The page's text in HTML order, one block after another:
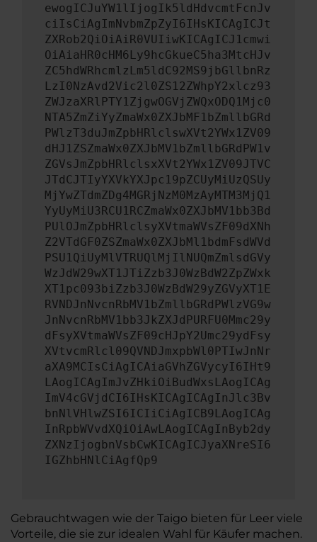
ewogICJuYW1lIjogIk5ldHdvcmtFcnJv
ciIsCiAgImNvbmZpZyI6IHsKICAgICJt
ZXRob2QiOiAiR0VUIiwKICAgICJ1cmwi
OiAiaHR0cHM6Ly9hcGkueC5ha3MtcHJv
ZC5hdWRhcmlzLm5ldC92MS9jbGllbnRz
LzI0NzAvd2Vic2l0ZS12ZWhpY2xlcz93
ZWJzaXRlPTY1ZjgwOGVjZWQxODQ1Mjc0
NTA5ZmZiYyZmaWx0ZXJbMF1bZmllbGRd
PWlzT3duJmZpbHRlclswXVt2YWx1ZV09
dHJ1ZSZmaWx0ZXJbMV1bZmllbGRdPW1v
ZGVsJmZpbHRlclsxXVt2YWx1ZV09JTVC
JTdCJTIyYXVkYXJpc19pZCUyMiUzQSUy
MjYwZTdmZDg4MGRjNzM0MzAyMTM3MjQ1
YyUyMiU3RCU1RCZmaWx0ZXJbMV1bb3Bd
PUlOJmZpbHRlclsyXVtmaWVsZF09dXNh
Z2VTdGF0ZSZmaWx0ZXJbMl1bdmFsdWVd
PSU1QiUyMlVTRUQlMjIlNUQmZmlsdGVy
WzJdW29wXT1JTiZzb3J0WzBdW2ZpZWxk
XT1pc093biZzb3J0WzBdW29yZGVyXT1E
RVNDJnNvcnRbMV1bZmllbGRdPWlzVG9w
JnNvcnRbMV1bb3JkZXJdPURFU0Mmc29y
dFsyXVtmaWVsZF09cHJpY2Umc29ydFsy
XVtvcmRlcl09QVNDJmxpbWl0PTIwJnNr
aXA9MCIsCiAgICAiaGVhZGVycyI6IHt9
LAogICAgImJvZHkiOiBudWxsLAogICAg
ImV4cGVjdCI6IHsKICAgICAgInJlc3Bv
bnNlVHlwZSI6ICIiCiAgICB9LAogICAg
InRpbWVvdXQiOiAwLAogICAgInByb2dy
ZXNzIjogbnVsbCwKICAgICJyaXNreSI6
IGZhbHNlCiAgfQp9
Gebrauchtwagen wie der Taigo bieten für Leer viele
Vorteile, die sie zur idealen Wahl für Käufer machen.